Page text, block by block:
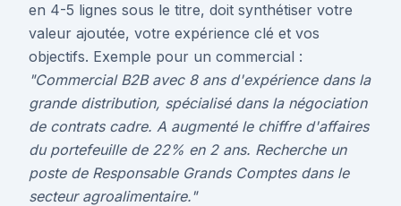
en 4-5 lignes sous le titre, doit synthétiser votre
valeur ajoutée, votre expérience clé et vos
objectifs. Exemple pour un commercial :
"Commercial B2B avec 8 ans d'expérience dans la
grande distribution, spécialisé dans la négociation
de contrats cadre. A augmenté le chiffre d'affaires
du portefeuille de 22% en 2 ans. Recherche un
poste de Responsable Grands Comptes dans le
secteur agroalimentaire."